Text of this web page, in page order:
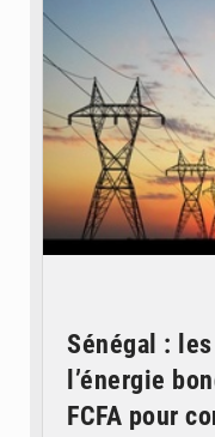
Sénégal :
l’énergie
FCFA pour